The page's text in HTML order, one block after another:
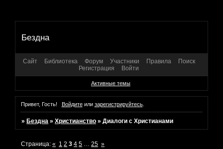
Бездна
Сайт Библиотека Форум Участники Правила
Поиск
Регистрация
Войти
Активные темы
Привет, Гость! Войдитеили зарегистрируйтесь.
»Бездна »Христианство »Диалоги с Христианами
Страница:« 1 2 3 4 5 … 25 »